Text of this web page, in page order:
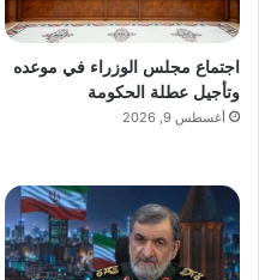
اجتماع مجلس الوزراء في موعده
وتأجيل عطلة الحكومة
أغسطس 9, 2026